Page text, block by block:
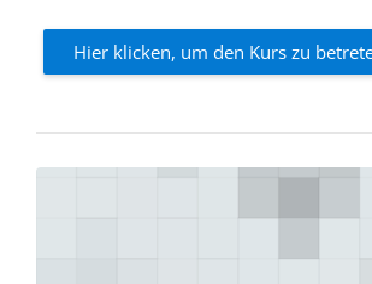
Hier klicken, um den Kurs zu